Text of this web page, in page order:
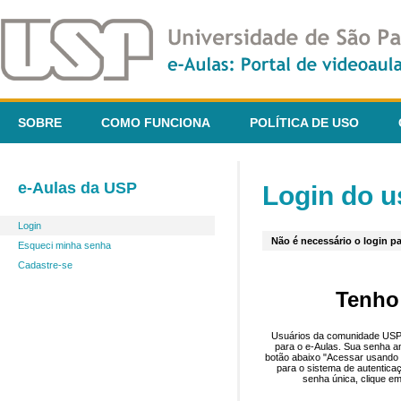
SOBRE COMO FUNCIONA POLÍTICA DE USO
e-Aulas da USP
Login
Esqueci minha senha
Cadastre-se
Login do
Não é necessário o login
Usuários da comunidade
para o e-Aulas. Sua senha
botão abaixo "Acessar
para o sistema de
senha única, clique